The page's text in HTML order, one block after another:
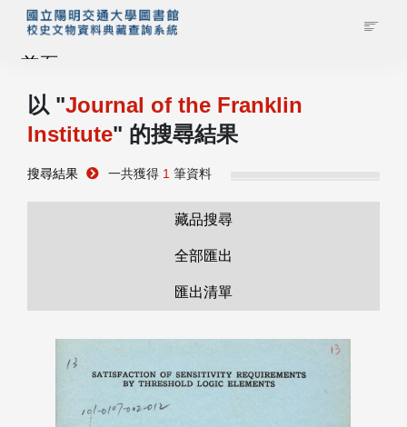
首頁
藏品查詢
校史館簡介
管理者登入
以 "Journal of the Franklin
Institute" 的搜尋結果
搜尋結果 一共獲得 1 筆資料
藏品搜尋
全部匯出
匯出清單